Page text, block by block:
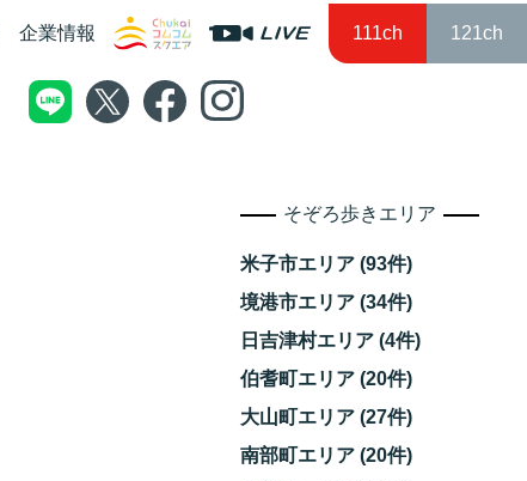
企業情報 111ch 121ch
そぞろ歩きエリア
米子市エリア (93件)
境港市エリア (34件)
日吉津村エリア (4件)
伯耆町エリア (20件)
大山町エリア (27件)
南部町エリア (20件)